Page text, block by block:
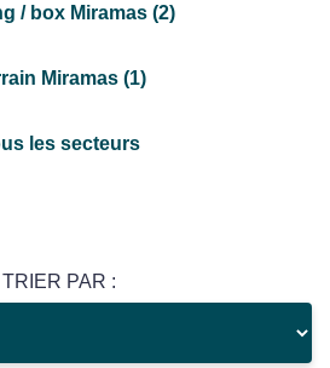
/ box Miramas (2)
Miramas (1)
les secteurs
TRIER PAR :